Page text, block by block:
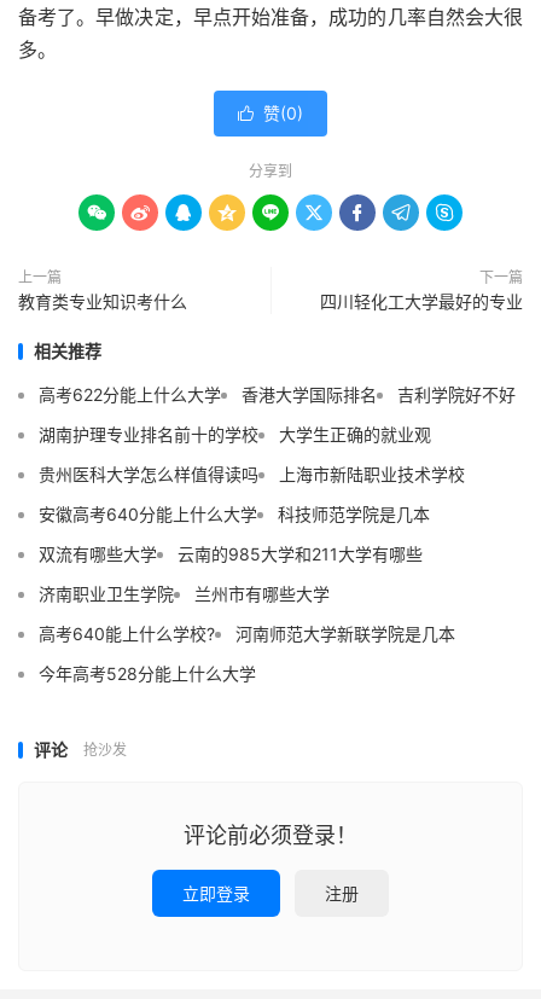
备考了。早做决定，早点开始准备，成功的几率自然会大很
多。
 赞(0)
分享到
        
上一篇
教育类专业知识考什么
下一篇
四川轻化工大学最好的专业
相关推荐
高考622分能上什么大学 香港大学国际排名
吉利学院好不好
湖南护理专业排名前十的学校
大学生正确的就业观
贵州医科大学怎么样值得读吗
上海市新陆职业技术学校
安徽高考640分能上什么大学
科技师范学院是几本
双流有哪些大学
云南的985大学和211大学有哪些
济南职业卫生学院
兰州市有哪些大学
高考640能上什么学校?
河南师范大学新联学院是几本
今年高考528分能上什么大学
评论 抢沙发
评论前必须登录！
立即登录 注册